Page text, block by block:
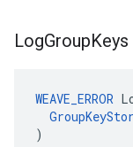
LogGroupKeys
WEAVE_ERROR
)